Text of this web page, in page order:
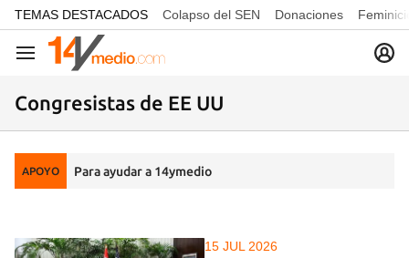
common.go-to-content
TEMAS DESTACADOS Colapso del SEN Donaciones
Navegación
Congresistas de EE UU
APOYO Para ayudar a 14ymedio
15 JUL 2026